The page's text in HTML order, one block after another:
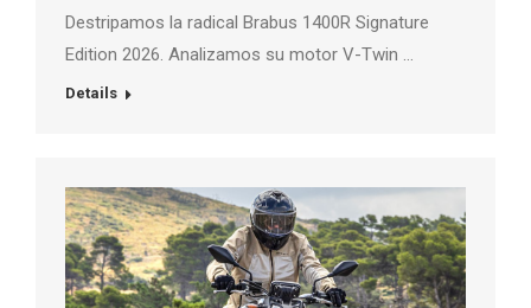
Destripamos la radical Brabus 1400R Signature
Edition 2026. Analizamos su motor V-Twin …
Details